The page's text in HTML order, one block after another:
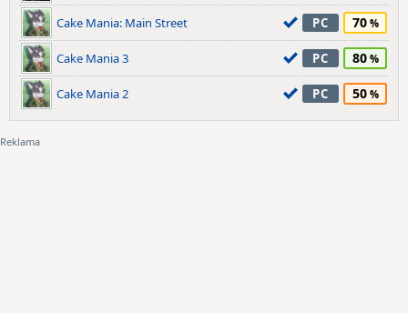
Cake Mania: Main Street PC 70
Cake Mania 3 PC 80
Cake Mania 2 PC 50